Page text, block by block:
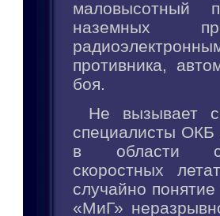
наземных
противника,
боя.
Не вызывает
специалисты
в области
скоростных
случайно
«МиГ»